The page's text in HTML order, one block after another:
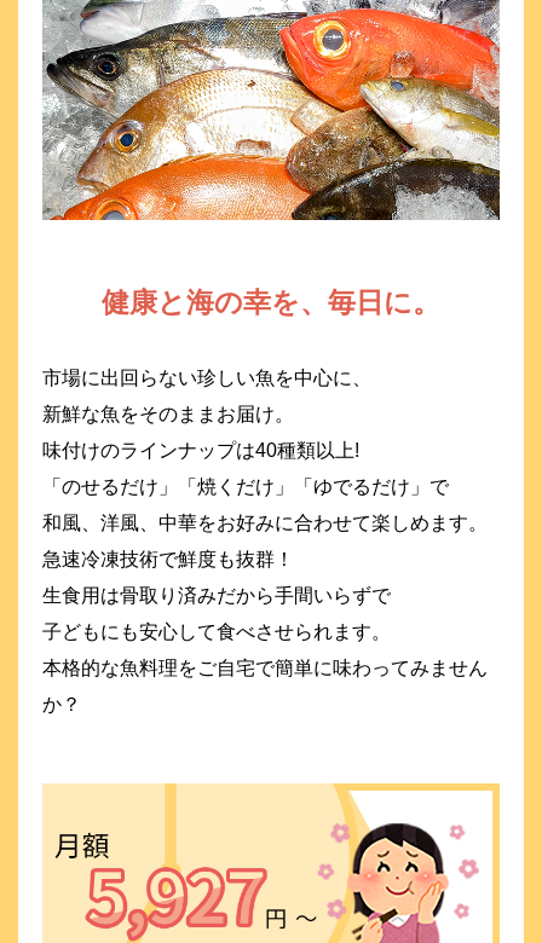
健康と海の幸を、毎日に。
市場に出回らない珍しい魚を中心に、
新鮮な魚をそのままお届け。
味付けのラインナップは40種類以上!
「のせるだけ」「焼くだけ」「ゆでるだけ」で
和風、洋風、中華をお好みに合わせて楽しめます。
急速冷凍技術で鮮度も抜群！
生食用は骨取り済みだから手間いらずで
子どもにも安心して食べさせられます。
本格的な魚料理をご自宅で簡単に味わってみません
か？